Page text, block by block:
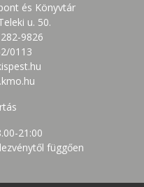
és Könyvtár
u. 50.
9826
0113
21:00
függően